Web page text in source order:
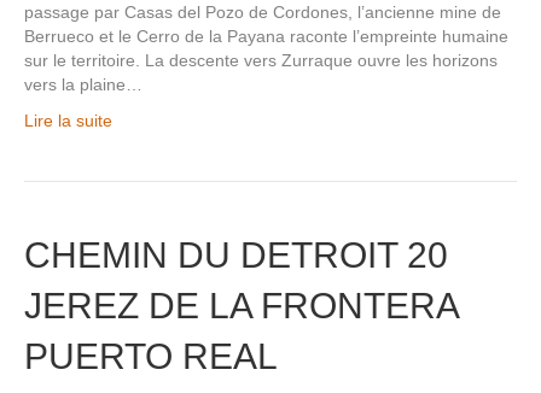
passage par Casas del Pozo de Cordones, l’ancienne mine de
Berrueco et le Cerro de la Payana raconte l’empreinte humaine
sur le territoire. La descente vers Zurraque ouvre les horizons
vers la plaine…
Lire la suite
CHEMIN DU DETROIT 20
JEREZ DE LA FRONTERA
PUERTO REAL